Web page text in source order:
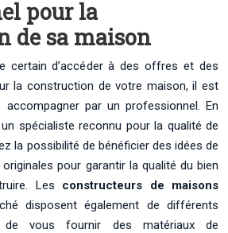
pour la
de sa maison
certain d’accéder à des offres et des
la construction de votre maison, il est
par un professionnel. En
spécialiste reconnu pour la qualité de
la possibilité de bénéficier des idées de
pour garantir la qualité du bien
Les constructeurs de maisons
disposent également de différents
de vous fournir des matériaux de